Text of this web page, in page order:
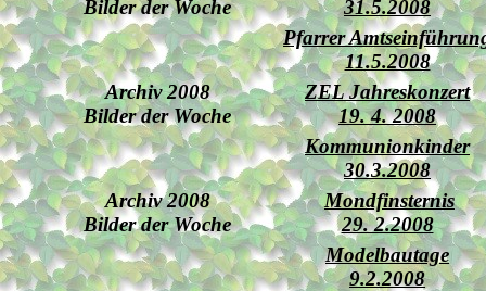
Bilder der Woche
31.5.2008
Pfarrer
11.5.2008
Archiv 2008
Bilder der Woche
ZEL Jahreskonzert
19. 4. 2008
Kommunionkinder
30.3.2008
Archiv 2008
Bilder der Woche
Mondfinsternis
29. 2.2008
Modelbautage
9.2.2008